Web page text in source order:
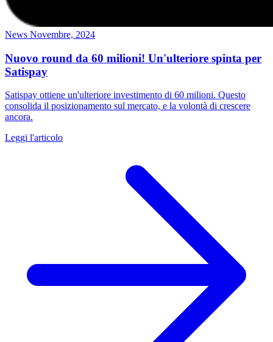
News Novembre, 2024
Nuovo round da 60 milioni! Un'ulteriore spinta per
Satispay
Satispay ottiene un'ulteriore investimento di 60 milioni. Questo
consolida il posizionamento sul mercato, e la volontà di crescere
ancora.
Leggi l'articolo